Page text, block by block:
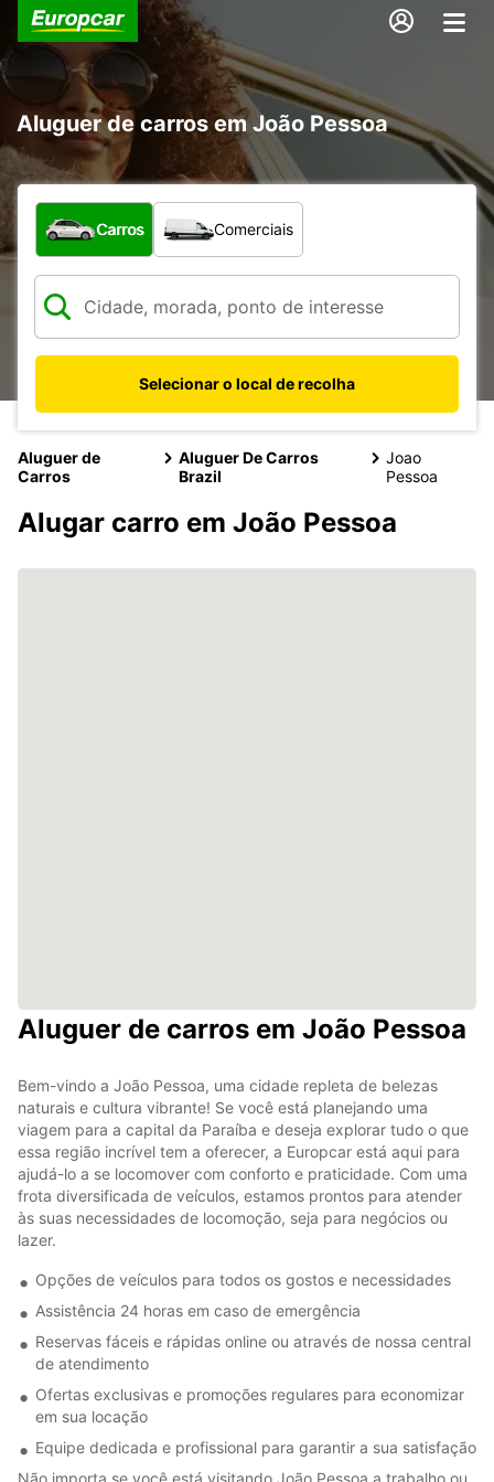
Aluguer de carros em João Pessoa
Que tipo de veículo pretende?
Carros Comerciais
Selecionar o local de recolha
Aluguer de
Carros
Aluguer De Carros
Brazil
Joao
Pessoa
Alugar carro em João Pessoa
Aluguer de carros em João Pessoa
Bem-vindo a João Pessoa, uma cidade repleta de belezas
naturais e cultura vibrante! Se você está planejando uma
viagem para a capital da Paraíba e deseja explorar tudo o que
essa região incrível tem a oferecer, a Europcar está aqui para
ajudá-lo a se locomover com conforto e praticidade. Com uma
frota diversificada de veículos, estamos prontos para atender
às suas necessidades de locomoção, seja para negócios ou
lazer.
Opções de veículos para todos os gostos e necessidades
Assistência 24 horas em caso de emergência
Reservas fáceis e rápidas online ou através de nossa central
de atendimento
Ofertas exclusivas e promoções regulares para economizar
em sua locação
Equipe dedicada e profissional para garantir a sua satisfação
Não importa se você está visitando João Pessoa a trabalho ou